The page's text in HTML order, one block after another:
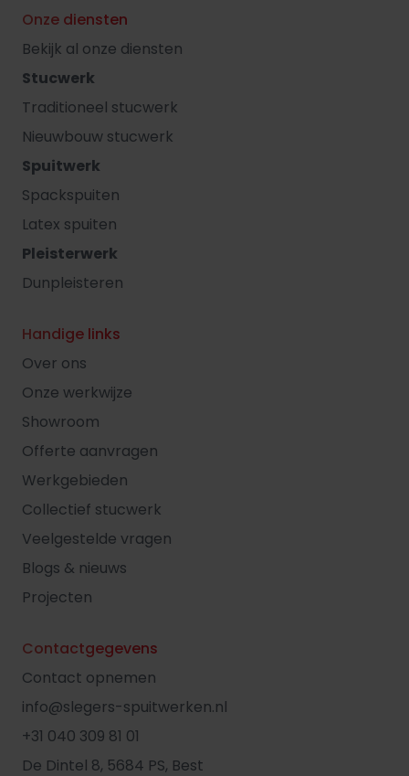
Onze diensten
Bekijk al onze diensten
Stucwerk
Traditioneel stucwerk
Nieuwbouw stucwerk
Spuitwerk
Spackspuiten
Latex spuiten
Pleisterwerk
Dunpleisteren
Handige links
Over ons
Onze werkwijze
Showroom
Offerte aanvragen
Werkgebieden
Collectief stucwerk
Veelgestelde vragen
Blogs & nieuws
Projecten
Contactgegevens
Contact opnemen
info@slegers-spuitwerken.nl
+31 040 309 81 01
De Dintel 8, 5684 PS, Best